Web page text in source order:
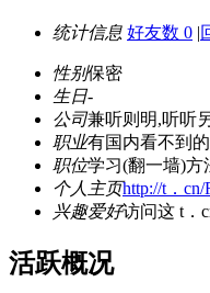
统计信息 好友数 0 |
性别保密
生日-
公司兼听则明,听听
职业有国内看不到
职位学习(翻一墙)方
个人主页http://t．
兴趣爱好访问这 t．
活跃概况